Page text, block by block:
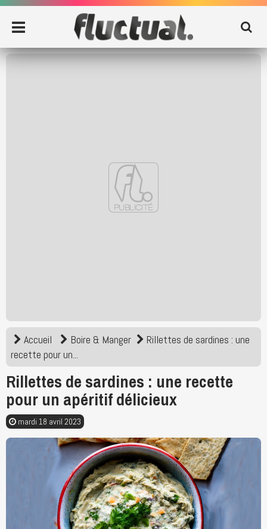
Accueil Boire & Manger
Rillettes de sardines : une
recette pour un...
Rillettes de sardines : une recette
pour un apéritif délicieux
mardi 18 avril 2023